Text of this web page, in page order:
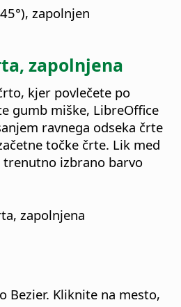
zapolnjen
zapolnjena
kjer povlečete po
gumb miške, LibreOffice
ravnega odseka črte
točke črte. Lik med
izbrano barvo
zapolnjena
Bezier. Kliknite na mesto,